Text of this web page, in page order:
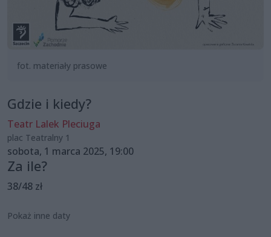
fot. materiały prasowe
Gdzie i kiedy?
Teatr Lalek Pleciuga
plac Teatralny 1
sobota, 1 marca 2025, 19:00
Za ile?
38/48 zł
Pokaż inne daty